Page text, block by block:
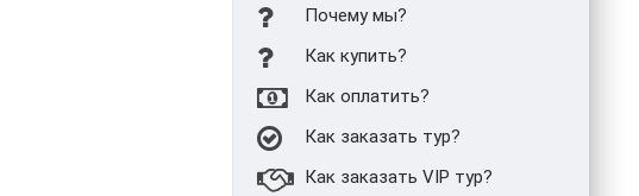
Почему мы?
Как купить?
Как оплатить?
Как заказать тур?
Как заказать VIP тур?